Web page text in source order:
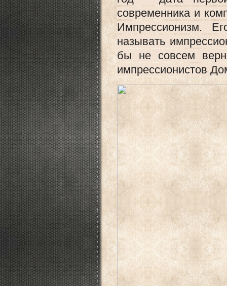
современника и
Импрессионизм.
называть
бы не совсем
импрессионистов